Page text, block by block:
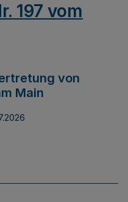
197 vom
von
Main